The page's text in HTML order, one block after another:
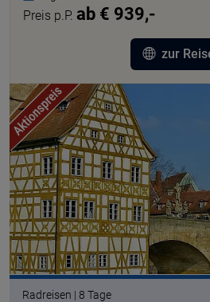
Preis p.P. ab € 939,-
zur
Radreisen | 8 Tage